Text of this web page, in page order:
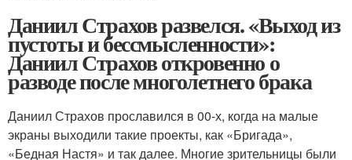
Даниил Страхов развелся. «Выход из
пустоты и бессмысленности»:
Даниил Страхов откровенно о
разводе после многолетнего брака
Даниил Страхов прославился в 00-х, когда на малые
экраны выходили такие проекты, как «Бригада»,
«Бедная Настя» и так далее. Многие зрительницы были